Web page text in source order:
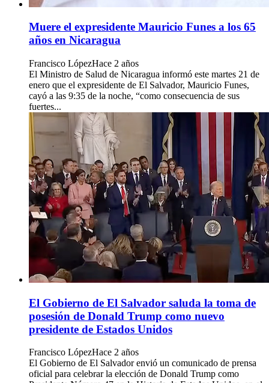
Muere el expresidente Mauricio Funes a los 65
años en Nicaragua
Francisco LópezHace 2 años
El Ministro de Salud de Nicaragua informó este martes 21 de
enero que el expresidente de El Salvador, Mauricio Funes,
cayó a las 9:35 de la noche, “como consecuencia de sus
fuertes...
El Gobierno de El Salvador saluda la toma de
posesión de Donald Trump como nuevo
presidente de Estados Unidos
Francisco LópezHace 2 años
El Gobierno de El Salvador envió un comunicado de prensa
oficial para celebrar la elección de Donald Trump como